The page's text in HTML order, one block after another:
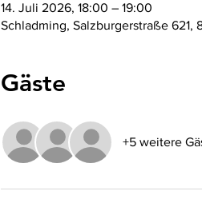
14. Juli 2026, 18:00 – 19:00
Schladming, Salzburgerstraße 621,
Gäste
+5 weitere